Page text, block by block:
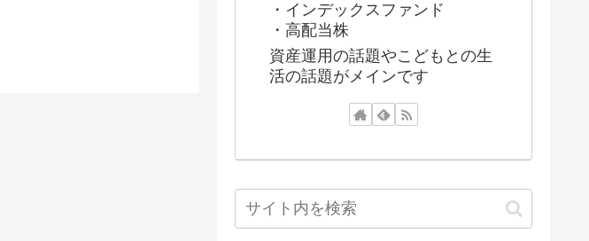
・インデックスファンド
・高配当株
資産運用の話題やこどもとの生
活の話題がメインです